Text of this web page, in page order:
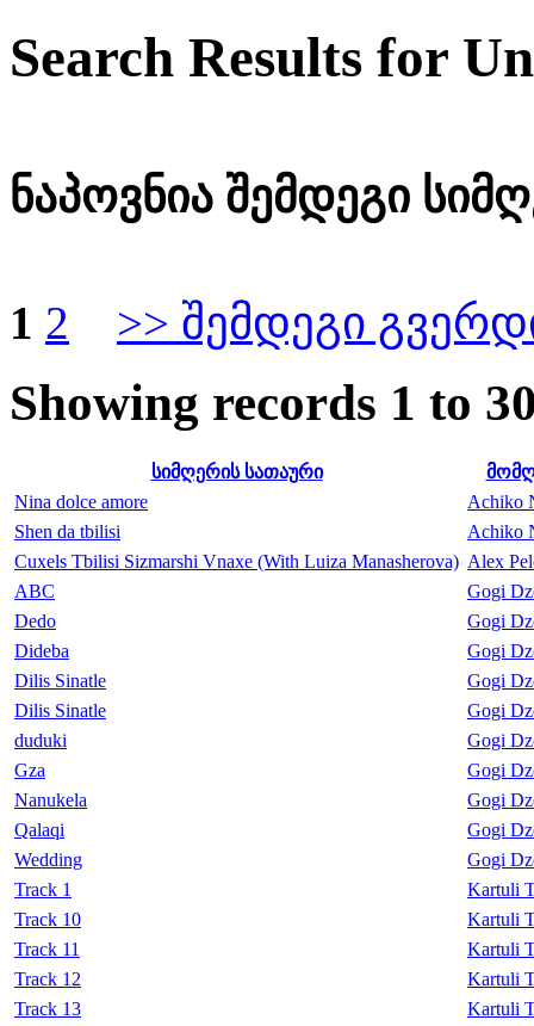
Search Results for
ნაპოვნია შემდეგი
1 2 >> შემდეგი
Showing records 1 to
სიმღერის სათაური
Nina dolce amore
Achiko
Shen da tbilisi
Achiko
Cuxels Tbilisi Sizmarshi Vnaxe (With Luiza Manasherova) Alex
ABC
Gogi
Dedo
Gogi
Dideba
Gogi
Dilis Sinatle
Gogi
Dilis Sinatle
Gogi
duduki
Gogi
Gza
Gogi
Nanukela
Gogi
Qalaqi
Gogi
Wedding
Gogi
Track 1
Kartuli
Track 10
Kartuli
Track 11
Kartuli
Track 12
Kartuli
Track 13
Kartuli